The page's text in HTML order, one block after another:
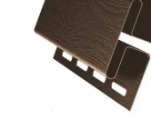
избранное сравнить